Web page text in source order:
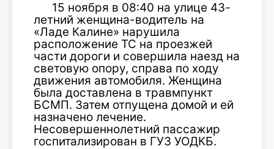
15 ноября в 08:40 на улице 43-
летний женщина-водитель на
«Ладе Калине» нарушила
расположение ТС на проезжей
части дороги и совершила наезд на
световую опору, справа по ходу
движения автомобиля. Женщина
была доставлена в травмпункт
БСМП. Затем отпущена домой и ей
назначено лечение.
Несовершеннолетний пассажир
госпитализирован в ГУЗ УОДКБ.